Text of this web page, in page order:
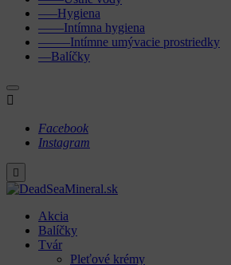
–––Hygiena
––––Intímna hygiena
–––––Intímne umývacie prostriedky
––Balíčky

Facebook
Instagram

Akcia
Balíčky
Tvár
Pleťové krémy